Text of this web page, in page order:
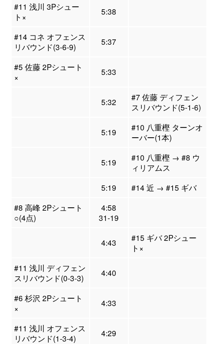
#11 浅川 3Pシュー
ト×
5:38
#14 コネ オフェンス
リバウンド(3-6-9)
5:37
#5 佐藤 2Pシュート
×
5:33
5:32
#7 佐藤 ディフェン
スリバウンド(5-1-6)
5:19
#10 八重樫 ターンオ
ーバー(1本)
5:19
#10 八重樫 → #8 ウ
ィリアムス
5:19
#14 近 → #15 ギバ
#8 高峰 2Pシュート
○(4点)
4:58
31-19
4:43
#15 ギバ 2Pシュー
ト×
#11 浅川 ディフェン
スリバウンド(0-3-3)
4:40
#6 杉沢 2Pシュート
×
4:33
#11 浅川 オフェンス
リバウンド(1-3-4)
4:29